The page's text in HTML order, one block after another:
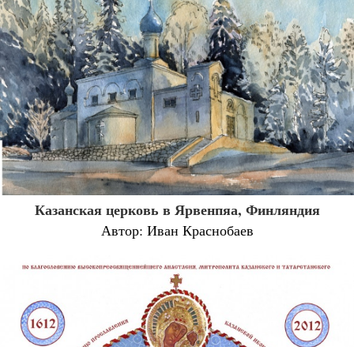
Казанская церковь в Ярвенпяа, Финляндия
Автор: Иван Краснобаев